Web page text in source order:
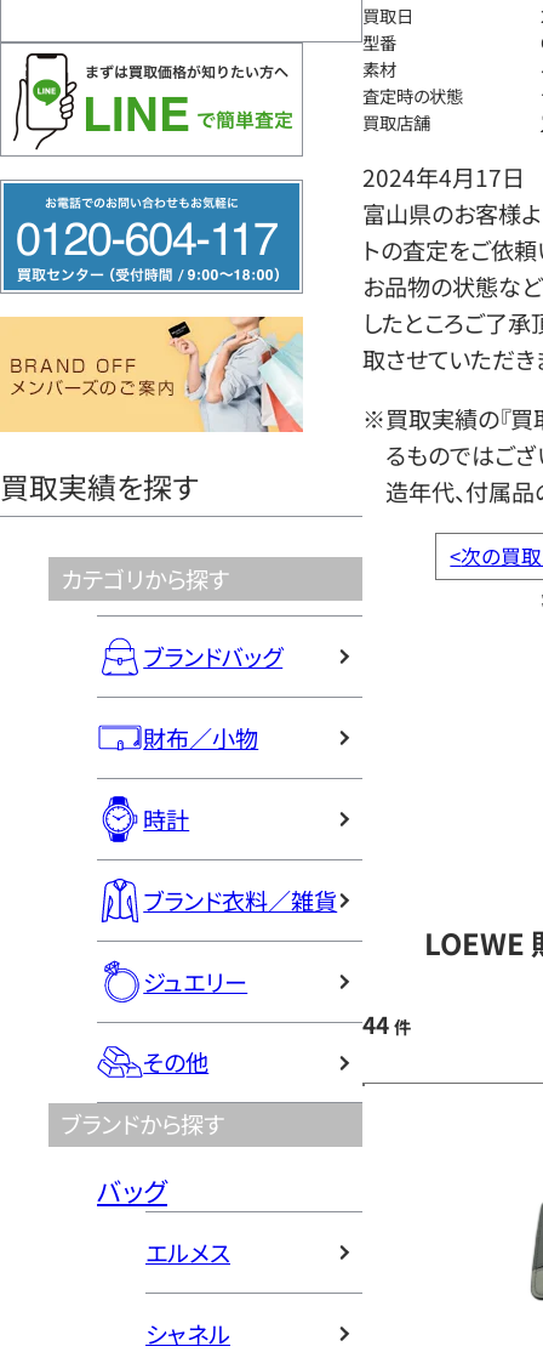
リ
ー
ヤ
買取実績を探す
カテゴリから探す
ブランドバッグ
財布／小物
時計
ブランド衣料／雑貨
ジュエリー
その他
ブランドから探す
バッグ
エルメス
シャネル
買取日
型番
素材
査定時の状態
買取店舗
2024年4月17日
富山県のお客様よ
トの査定をご依頼
お品物の状態など
したところご了
取させていただき
※買取実績の『買
るものではござ
造年代、付属品
<次の買
LOEWE
44 件